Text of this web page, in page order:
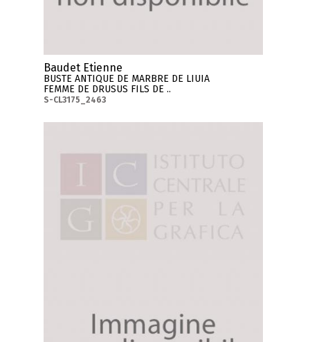
Baudet Etienne
BUSTE ANTIQUE DE MARBRE DE LIUIA
FEMME DE DRUSUS FILS DE ..
S-CL3175_2463